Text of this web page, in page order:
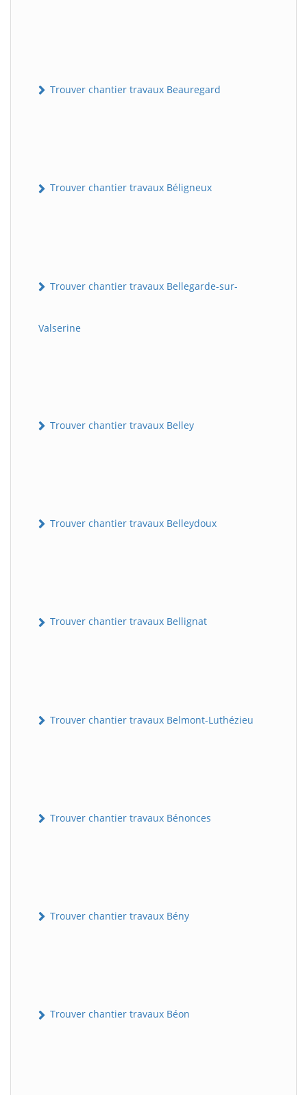
Trouver chantier travaux Beauregard
Trouver chantier travaux Béligneux
Trouver chantier travaux Bellegarde-sur-
Valserine
Trouver chantier travaux Belley
Trouver chantier travaux Belleydoux
Trouver chantier travaux Bellignat
Trouver chantier travaux Belmont-Luthézieu
Trouver chantier travaux Bénonces
Trouver chantier travaux Bény
Trouver chantier travaux Béon